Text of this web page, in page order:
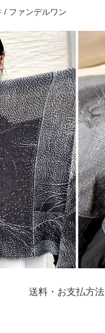
/ ファンデルワン
送料・お支払方法